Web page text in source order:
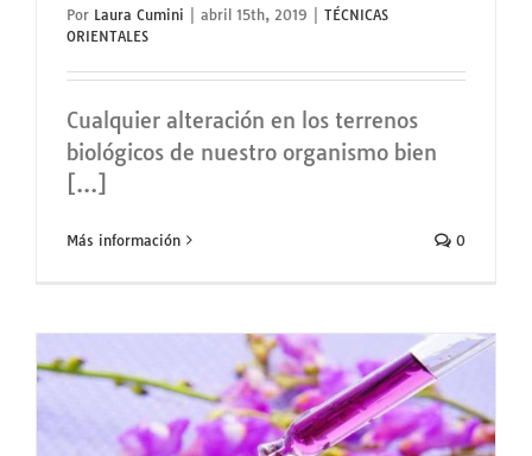
Por Laura Cumini abril 15th, 2019
TÉCNICAS
ORIENTALES
Cualquier alteración en los terrenos
biológicos de nuestro organismo bien
[...]
Más información 0